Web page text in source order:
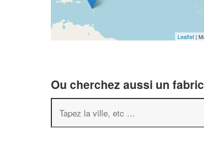
Leaflet |
Ou cherchez aussi un